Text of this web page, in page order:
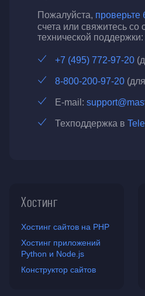
Пожалуйста, проверьте
счета или свяжитесь со
технической поддержки:
+7 (495) 772-97-20
8-800-200-97-20
E-mail:
Техподдержка в
Хостинг
Хостинг сайтов на PHP
Хостинг приложений
Python и Node.js
Конструктор сайтов